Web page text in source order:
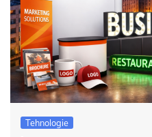
Tehnologie